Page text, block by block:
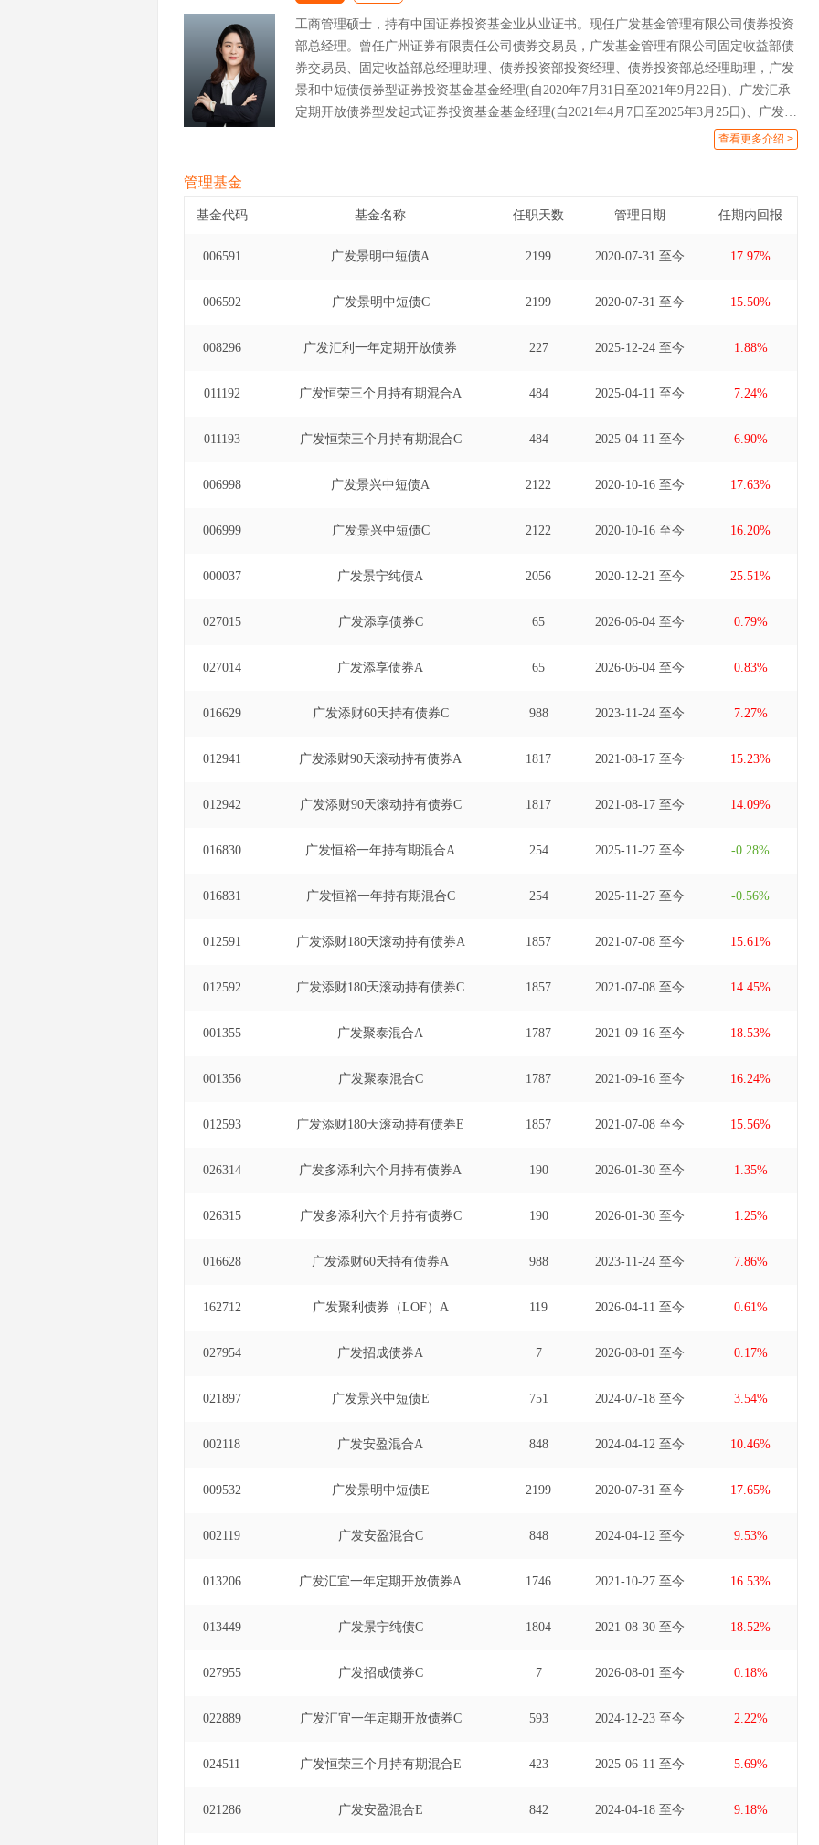
工商管理硕士，持有中国证券投资基金业从业证书。现任广发基金管理有限公司债券投资
部总经理。曾任广州证券有限责任公司债券交易员，广发基金管理有限公司固定收益部债
券交易员、固定收益部总经理助理、债券投资部投资经理、债券投资部总经理助理，广发
景和中短债债券型证券投资基金基金经理(自2020年7月31日至2021年9月22日)、广发汇承
定期开放债券型发起式证券投资基金基金经理(自2021年4月7日至2025年3月25日)、广发添
财30天持有期债券型证券投资基金基金经理(自2023年9月18日至2026年1月30日)、广发添
查看更多介绍 >
管理基金
基金代码 基金名称 任职天数 管理日期 任期内回报
006591 广发景明中短债A 2199 2020-07-31 至今 17.97%
006592 广发景明中短债C 2199 2020-07-31 至今 15.50%
008296 广发汇利一年定期开放债券 227 2025-12-24 至今 1.88%
011192 广发恒荣三个月持有期混合A 484 2025-04-11 至今 7.24%
011193 广发恒荣三个月持有期混合C 484 2025-04-11 至今 6.90%
006998 广发景兴中短债A 2122 2020-10-16 至今 17.63%
006999 广发景兴中短债C 2122 2020-10-16 至今 16.20%
000037 广发景宁纯债A 2056 2020-12-21 至今 25.51%
027015 广发添享债券C 65 2026-06-04 至今 0.79%
027014 广发添享债券A 65 2026-06-04 至今 0.83%
016629 广发添财60天持有债券C 988 2023-11-24 至今 7.27%
012941 广发添财90天滚动持有债券A 1817 2021-08-17 至今 15.23%
012942 广发添财90天滚动持有债券C 1817 2021-08-17 至今 14.09%
016830 广发恒裕一年持有期混合A 254 2025-11-27 至今 -0.28%
016831 广发恒裕一年持有期混合C 254 2025-11-27 至今 -0.56%
012591 广发添财180天滚动持有债券A 1857 2021-07-08 至今 15.61%
012592 广发添财180天滚动持有债券C 1857 2021-07-08 至今 14.45%
001355 广发聚泰混合A 1787 2021-09-16 至今 18.53%
001356 广发聚泰混合C 1787 2021-09-16 至今 16.24%
012593 广发添财180天滚动持有债券E 1857 2021-07-08 至今 15.56%
026314 广发多添利六个月持有债券A 190 2026-01-30 至今 1.35%
026315 广发多添利六个月持有债券C 190 2026-01-30 至今 1.25%
016628 广发添财60天持有债券A 988 2023-11-24 至今 7.86%
162712 广发聚利债券（LOF）A 119 2026-04-11 至今 0.61%
027954 广发招成债券A 7 2026-08-01 至今 0.17%
021897 广发景兴中短债E 751 2024-07-18 至今 3.54%
002118 广发安盈混合A 848 2024-04-12 至今 10.46%
009532 广发景明中短债E 2199 2020-07-31 至今 17.65%
002119 广发安盈混合C 848 2024-04-12 至今 9.53%
013206 广发汇宜一年定期开放债券A 1746 2021-10-27 至今 16.53%
013449 广发景宁纯债C 1804 2021-08-30 至今 18.52%
027955 广发招成债券C 7 2026-08-01 至今 0.18%
022889 广发汇宜一年定期开放债券C 593 2024-12-23 至今 2.22%
024511 广发恒荣三个月持有期混合E 423 2025-06-11 至今 5.69%
021286 广发安盈混合E 842 2024-04-18 至今 9.18%